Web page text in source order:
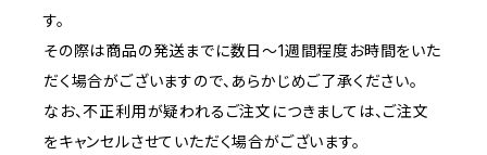
す。
その際は商品の発送までに数日～1週間程度お時間をいた
だく場合がございますので、あらかじめご了承ください。
なお、不正利用が疑われるご注文につきましては、ご注文
をキャンセルさせていただく場合がございます。